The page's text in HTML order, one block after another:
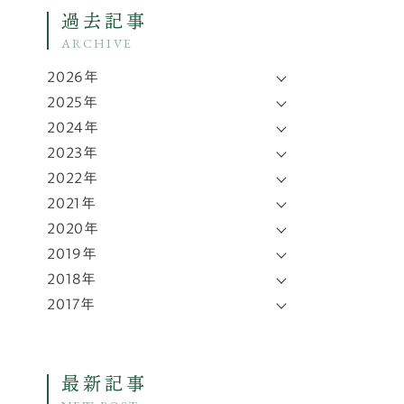
過去記事
ARCHIVE
2026年
2025年
2024年
2023年
2022年
2021年
2020年
2019年
2018年
2017年
最新記事